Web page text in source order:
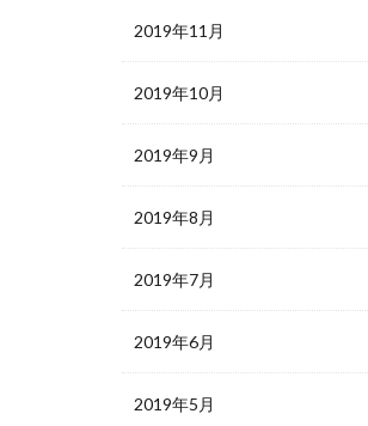
2019年11月
2019年10月
2019年9月
2019年8月
2019年7月
2019年6月
2019年5月